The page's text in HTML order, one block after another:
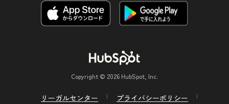
Copyright © 2026 HubSpot, Inc.
リーガルセンター
プライバシーポリシー